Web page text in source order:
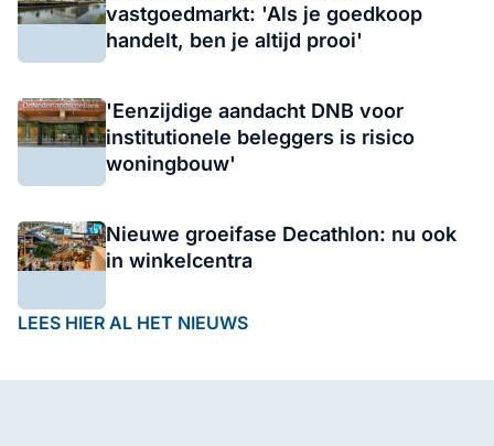
vastgoedmarkt: 'Als je goedkoop
handelt, ben je altijd prooi'
'Eenzijdige aandacht DNB voor
institutionele beleggers is risico
woningbouw'
Nieuwe groeifase Decathlon: nu ook
in winkelcentra
LEES HIER AL HET NIEUWS